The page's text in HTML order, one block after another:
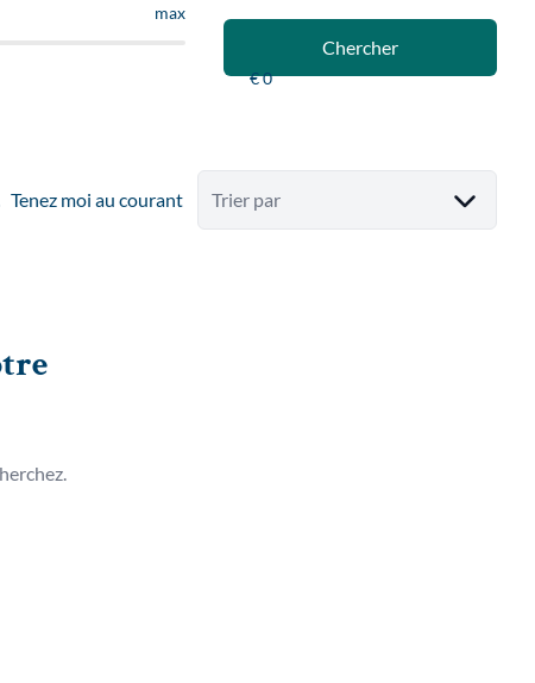
max
Chercher
Tenez moi au courant Trier par